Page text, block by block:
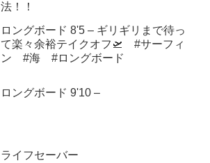
法！！
ロングボード 8'5 – ギリギリまで待っ
て楽々余裕テイクオフ🛫 #サーフィ
ン #海 #ロングボード
ロングボード 9'10 –
ライフセーバー